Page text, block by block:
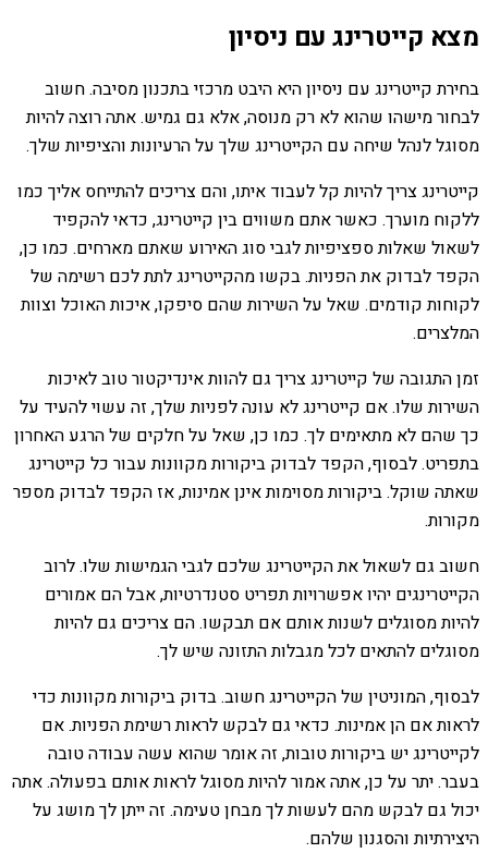
מצא קייטרינג עם ניסיון
בחירת קייטרינג עם ניסיון היא היבט מרכזי בתכנון מסיבה. חשוב
לבחור מישהו שהוא לא רק מנוסה, אלא גם גמיש. אתה רוצה להיות
מסוגל לנהל שיחה עם הקייטרינג שלך על הרעיונות והציפיות שלך.
קייטרינג צריך להיות קל לעבוד איתו, והם צריכים להתייחס אליך כמו
ללקוח מוערך. כאשר אתם משווים בין קייטרינג, כדאי להקפיד
לשאול שאלות ספציפיות לגבי סוג האירוע שאתם מארחים. כמו כן,
הקפד לבדוק את הפניות. בקשו מהקייטרינג לתת לכם רשימה של
לקוחות קודמים. שאל על השירות שהם סיפקו, איכות האוכל וצוות
המלצרים.
זמן התגובה של קייטרינג צריך גם להוות אינדיקטור טוב לאיכות
השירות שלו. אם קייטרינג לא עונה לפניות שלך, זה עשוי להעיד על
כך שהם לא מתאימים לך. כמו כן, שאל על חלקים של הרגע האחרון
בתפריט. לבסוף, הקפד לבדוק ביקורות מקוונות עבור כל קייטרינג
שאתה שוקל. ביקורות מסוימות אינן אמינות, אז הקפד לבדוק מספר
מקורות.
חשוב גם לשאול את הקייטרינג שלכם לגבי הגמישות שלו. לרוב
הקייטרינגים יהיו אפשרויות תפריט סטנדרטיות, אבל הם אמורים
להיות מסוגלים לשנות אותם אם תבקשו. הם צריכים גם להיות
מסוגלים להתאים לכל מגבלות התזונה שיש לך.
לבסוף, המוניטין של הקייטרינג חשוב. בדוק ביקורות מקוונות כדי
לראות אם הן אמינות. כדאי גם לבקש לראות רשימת הפניות. אם
לקייטרינג יש ביקורות טובות, זה אומר שהוא עשה עבודה טובה
בעבר. יתר על כן, אתה אמור להיות מסוגל לראות אותם בפעולה. אתה
יכול גם לבקש מהם לעשות לך מבחן טעימה. זה ייתן לך מושג על
היצירתיות והסגנון שלהם.